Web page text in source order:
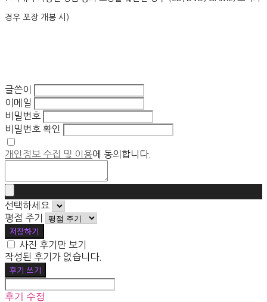
경우 포장 개봉 시)
글쓴이
이메일
비밀번호
비밀번호 확인
개인정보 수집 및 이용에 동의합니다.
선택하세요
평점 주기
저장하기
사진 후기만 보기
작성된 후기가 없습니다.
후기 쓰기
후기 수정